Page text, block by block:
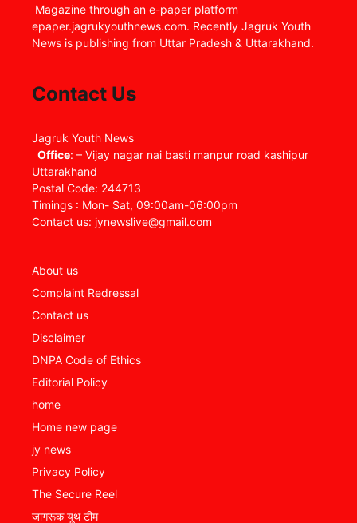
Magazine through an e-paper platform
epaper.jagrukyouthnews.com. Recently Jagruk Youth
News is publishing from Uttar Pradesh & Uttarakhand.
Contact Us
Jagruk Youth News
Office: – Vijay nagar nai basti manpur road kashipur
Uttarakhand
Postal Code: 244713
Timings : Mon- Sat, 09:00am-06:00pm
Contact us: jynewslive@gmail.com
About us
Complaint Redressal
Contact us
Disclaimer
DNPA Code of Ethics
Editorial Policy
home
Home new page
jy news
Privacy Policy
The Secure Reel
जागरूक यूथ टीम